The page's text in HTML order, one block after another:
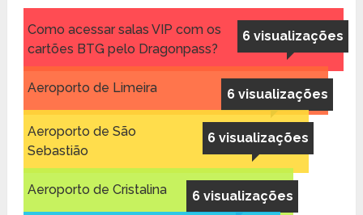
6 visualizações
Como acessar salas VIP com os
cartões BTG pelo Dragonpass?
6 visualizações
Aeroporto de Limeira
6 visualizações
Aeroporto de São
Sebastião
6 visualizações
Aeroporto de Cristalina